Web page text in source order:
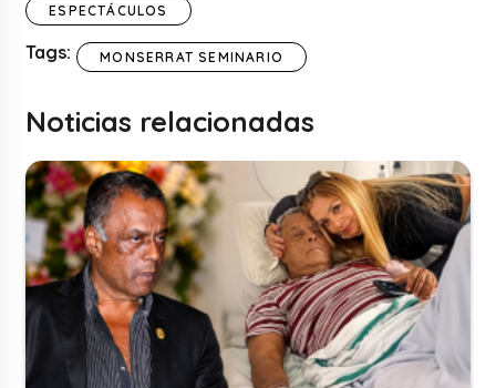
ESPECTÁCULOS
Tags: MONSERRAT SEMINARIO
Noticias relacionadas